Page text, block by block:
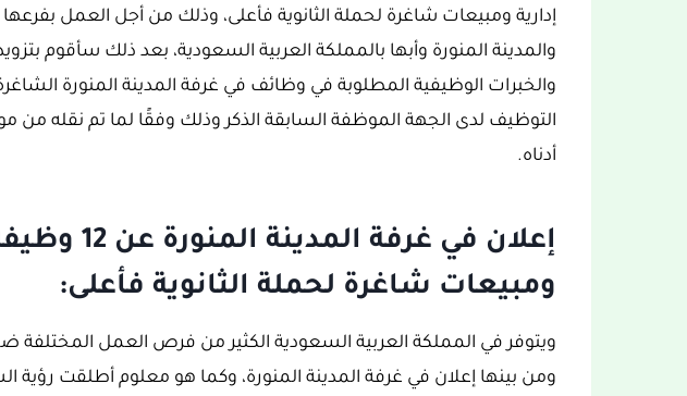
إدارية ومبيعات شاغرة لحملة الثانوية فأعلى، وذلك من أجل العمل
والمدينة المنورة وأبها بالمملكة العربية السعودية، بعد ذلك سأقوم
والخبرات الوظيفية المطلوبة في وظائف في غرفة المدينة المنورة الشاغرة،
التوظيف لدى الجهة الموظفة السابقة الذكر وذلك وفقًا لما تم نقله
أدناه.
إعلان في غرفة
ومبيعات شاغرة لحملة الثانوية فأعلى: